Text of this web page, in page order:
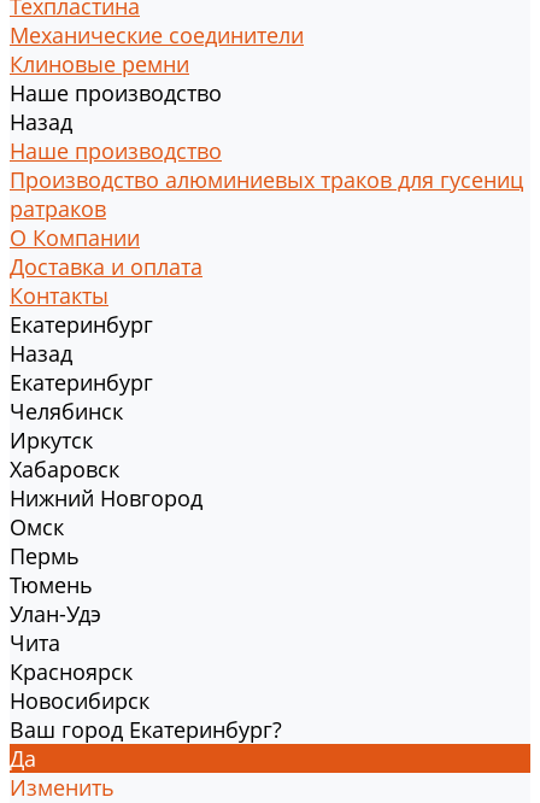
Техпластина
Механические соединители
Клиновые ремни
Наше производство
Назад
Наше производство
Производство алюминиевых траков для гусениц
ратраков
О Компании
Доставка и оплата
Контакты
Екатеринбург
Назад
Екатеринбург
Челябинск
Иркутск
Хабаровск
Нижний Новгород
Омск
Пермь
Тюмень
Улан-Удэ
Чита
Красноярск
Новосибирск
Ваш город Екатеринбург?
Да
Изменить